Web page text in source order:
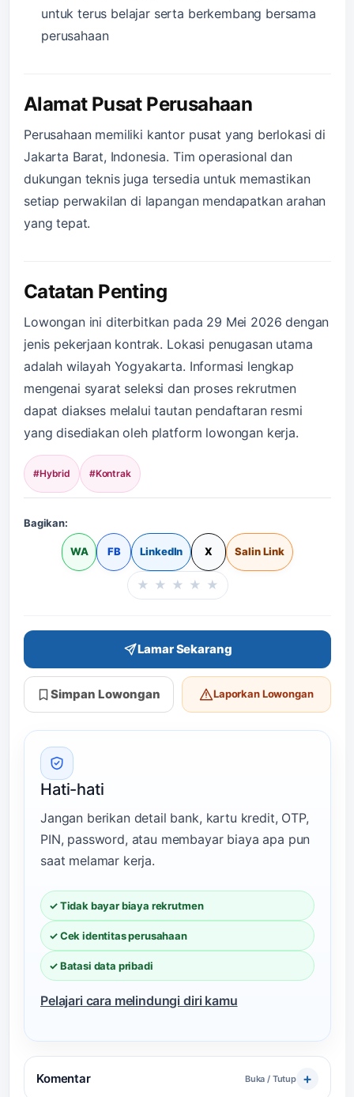
untuk terus belajar serta berkembang bersama
perusahaan
Alamat Pusat Perusahaan
Perusahaan memiliki kantor pusat yang berlokasi di
Jakarta Barat, Indonesia. Tim operasional dan
dukungan teknis juga tersedia untuk memastikan
setiap perwakilan di lapangan mendapatkan arahan
yang tepat.
Catatan Penting
Lowongan ini diterbitkan pada 29 Mei 2026 dengan
jenis pekerjaan kontrak. Lokasi penugasan utama
adalah wilayah Yogyakarta. Informasi lengkap
mengenai syarat seleksi dan proses rekrutmen
dapat diakses melalui tautan pendaftaran resmi
yang disediakan oleh platform lowongan kerja.
#Hybrid #Kontrak
Bagikan:
WA FB LinkedIn X Salin Link
Beri rating halaman
★ ★ ★ ★ ★
Lamar Sekarang
Simpan Lowongan Laporkan Lowongan
Hati-hati
Jangan berikan detail bank, kartu kredit, OTP,
PIN, password, atau membayar biaya apa pun
saat melamar kerja.
✓ Tidak bayar biaya rekrutmen
✓ Cek identitas perusahaan
✓ Batasi data pribadi
Pelajari cara melindungi diri kamu
Komentar Buka / Tutup